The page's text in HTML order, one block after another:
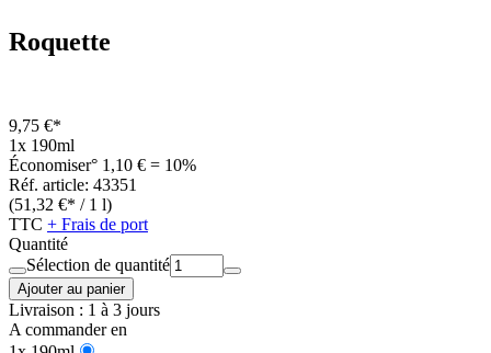
Roquette
9,75 €*
1x 190ml
Économiser° 1,10 € = 10%
Réf. article: 43351
(51,32 €* / 1 l)
TTC + Frais de port
Quantité
Sélection de quantité
Ajouter au panier
Livraison : 1 à 3 jours
A commander en